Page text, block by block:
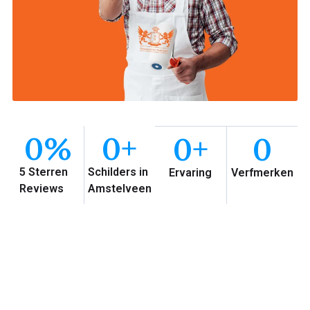
5 Sterren
Reviews
0%
Schilders in
Amstelveen
0+
Ervaring
0+
Verfmerken
0